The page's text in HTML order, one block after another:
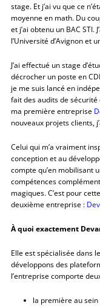
stage. Et j’ai vu que ce
moyenne en math. Du
et j’ai obtenu un BAC STI.
l’Université d’Avignon et
J’ai effectué un stage
décrocher un poste en
je me suis lancé en
fait des audits de sécurité
ma première entreprise
nouveaux projets clients,
Celui qui m’a vraiment
conception et au
compte qu’en mobilisant
compétences
magiques. C’est pour
deuxième entreprise :
À quoi exactement
Elle est spécialisée dans
développons des
l’entreprise comporte
la première au